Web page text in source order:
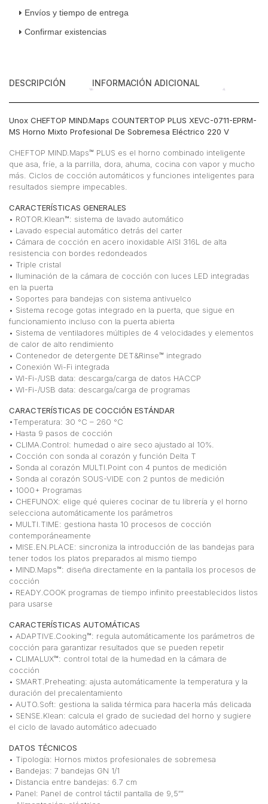
Mixto
De
V
Envíos y tiempo de entrega
Confirmar existencias
DESCRIPCIÓN INFORMACIÓN ADICIONAL
Unox CHEFTOP MIND.Maps COUNTERTOP PLUS XEVC-0711-EPRM-
MS Horno Mixto Profesional De Sobremesa Eléctrico 220 V
CHEFTOP MIND.Maps™ PLUS es el horno combinado inteligente
que asa, fríe, a la parrilla, dora, ahuma, cocina con vapor y mucho
más. Ciclos de cocción automáticos y funciones inteligentes para
resultados siempre impecables.
CARACTERÍSTICAS GENERALES
• ROTOR.Klean™: sistema de lavado automático
• Lavado especial automático detrás del carter
• Cámara de cocción en acero inoxidable AISI 316L de alta
resistencia con bordes redondeados
• Triple cristal
• Iluminación de la cámara de cocción con luces LED integradas
en la puerta
• Soportes para bandejas con sistema antivuelco
• Sistema recoge gotas integrado en la puerta, que sigue en
funcionamiento incluso con la puerta abierta
• Sistema de ventiladores múltiples de 4 velocidades y elementos
de calor de alto rendimiento
• Contenedor de detergente DET&Rinse™ integrado
• Conexión Wi-Fi integrada
• WI-Fi-/USB data: descarga/carga de datos HACCP
• WI-Fi-/USB data: descarga/carga de programas
CARACTERÍSTICAS DE COCCIÓN ESTÁNDAR
•Temperatura: 30 °C – 260 °C
• Hasta 9 pasos de cocción
• CLIMA.Control: humedad o aire seco ajustado al 10%.
• Cocción con sonda al corazón y función Delta T
• Sonda al corazón MULTI.Point con 4 puntos de medición
• Sonda al corazón SOUS-VIDE con 2 puntos de medición
• 1000+ Programas
• CHEFUNOX: elige qué quieres cocinar de tu librería y el horno
selecciona automáticamente los parámetros
• MULTI.TIME: gestiona hasta 10 procesos de cocción
contemporáneamente
• MISE.EN.PLACE: sincroniza la introducción de las bandejas para
tener todos los platos preparados al mismo tiempo
• MIND.Maps™: diseña directamente en la pantalla los procesos de
cocción
• READY.COOK programas de tiempo infinito preestablecidos listos
para usarse
CARACTERÍSTICAS AUTOMÁTICAS
• ADAPTIVE.Cooking™: regula automáticamente los parámetros de
cocción para garantizar resultados que se pueden repetir
• CLIMALUX™: control total de la humedad en la cámara de
cocción
• SMART.Preheating: ajusta automáticamente la temperatura y la
duración del precalentamiento
• AUTO.Soft: gestiona la salida térmica para hacerla más delicada
• SENSE.Klean: calcula el grado de suciedad del horno y sugiere
el ciclo de lavado automático adecuado
DATOS TÉCNICOS
• Tipología: Hornos mixtos profesionales de sobremesa
• Bandejas: 7 bandejas GN 1/1
• Distancia entre bandejas: 6.7 cm
• Panel: Panel de control táctil pantalla de 9,5″”